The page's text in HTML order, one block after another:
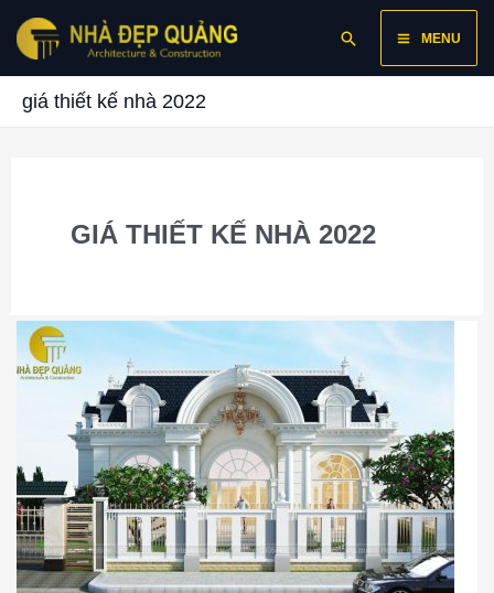
Skip
SearchMain
Menu
MENU
giá thiết kế nhà 2022
GIÁ THIẾT KẾ NHÀ 2022
Nhà
Đẹp
Quảng
Thiết
Kế
Nhà
Đẹp
Tại
Quảng